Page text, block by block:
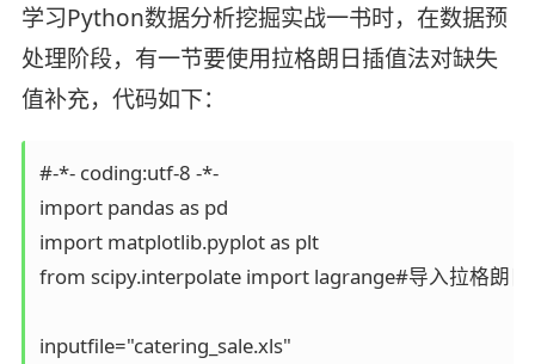
学习Python数据分析挖掘实战一书时，在数据预
处理阶段，有一节要使用拉格朗日插值法对缺失
值补充，代码如下：
#-*- coding:utf-8 -*-
import pandas as pd
import matplotlib.pyplot as plt
from scipy.interpolate import lagrange#导入拉格朗日
inputfile="catering_sale.xls"